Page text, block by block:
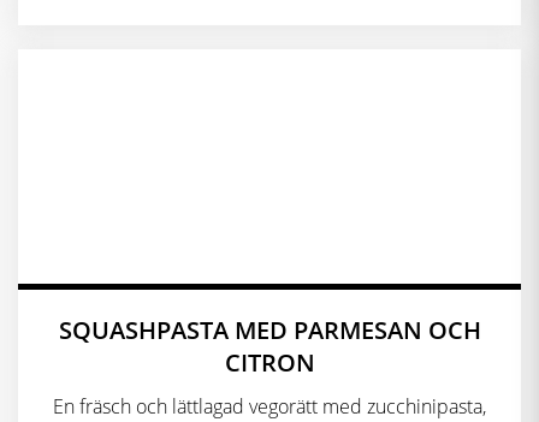
SQUASHPASTA MED PARMESAN OCH
CITRON
En fräsch och lättlagad vegorätt med zucchinipasta,